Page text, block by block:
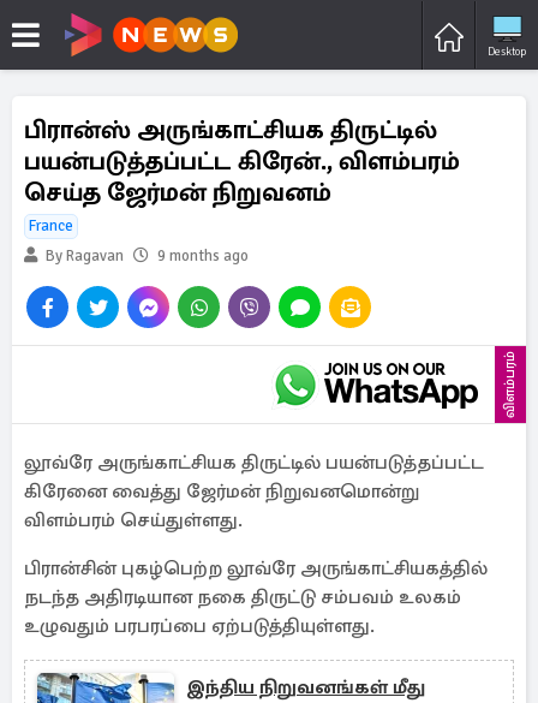
Desktop
பிரான்ஸ் அருங்காட்சியக திருட்டில்
பயன்படுத்தப்பட்ட கிரேன்., விளம்பரம்
செய்த ஜேர்மன் நிறுவனம்
France
By Ragavan
9 months ago
விளம்பரம்
லூவ்ரே அருங்காட்சியக திருட்டில் பயன்படுத்தப்பட்ட
கிரேனை வைத்து ஜேர்மன் நிறுவனமொன்று
விளம்பரம் செய்துள்ளது.
பிரான்சின் புகழ்பெற்ற லூவ்ரே அருங்காட்சியகத்தில்
நடந்த அதிரடியான நகை திருட்டு சம்பவம் உலகம்
உழுவதும் பரபரப்பை ஏற்படுத்தியுள்ளது.
இந்திய நிறுவனங்கள் மீது